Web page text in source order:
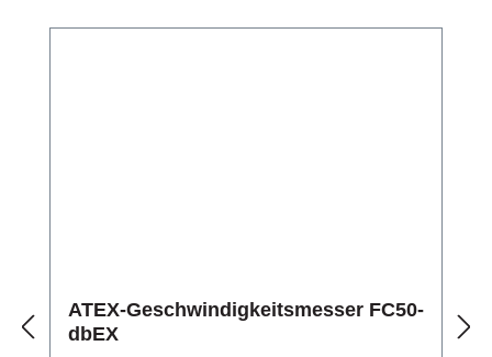
ATEX-Geschwindigkeitsmesser FC50-
dbEX